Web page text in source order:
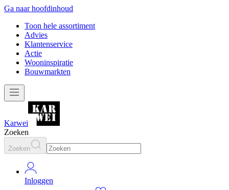
Ga naar hoofdinhoud
Toon hele assortiment
Advies
Klantenservice
Actie
Wooninspiratie
Bouwmarkten
Karwei
Zoeken
Zoeken
Inloggen